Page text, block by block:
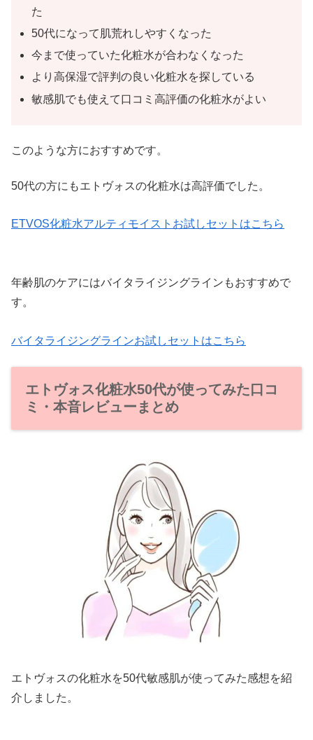
た
50代になって肌荒れしやすくなった
今まで使っていた化粧水が合わなくなった
より高保湿で評判の良い化粧水を探している
敏感肌でも使えて口コミ高評価の化粧水がよい
このような方におすすめです。
50代の方にもエトヴォスの化粧水は高評価でした。
ETVOS化粧水アルティモイストお試しセットはこちら
年齢肌のケアにはバイタライジングラインもおすすめで
す。
バイタライジングラインお試しセットはこちら
エトヴォス化粧水50代が使ってみた口コ
ミ・本音レビューまとめ
エトヴォスの化粧水を50代敏感肌が使ってみた感想を紹
介しました。